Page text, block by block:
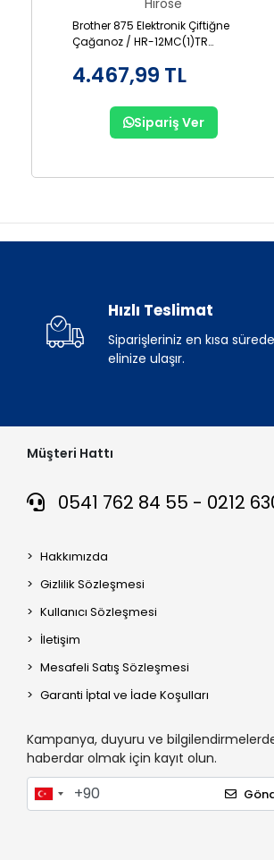
Brother 875 Elektronik Çiftiğne
Çağanoz / HR-12MC(1)TR
4.467,99 TL
Sipariş Ver
Hızlı Teslimat
Siparişleriniz en kısa sürede
elinize ulaşır.
Müşteri Hattı
0541 762 84 55 - 0212
Hakkımızda
Gizlilik Sözleşmesi
Kullanıcı Sözleşmesi
İletişim
Mesafeli Satış Sözleşmesi
Garanti İptal ve İade Koşulları
Kampanya, duyuru ve
haberdar olmak için kayıt olun.